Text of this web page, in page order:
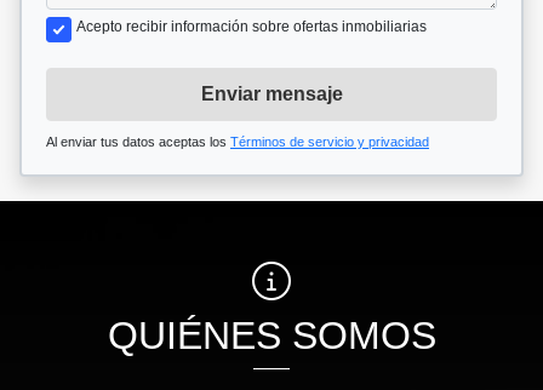
Acepto recibir información sobre ofertas inmobiliarias
Enviar mensaje
Al enviar tus datos aceptas los Términos de servicio y privacidad
QUIÉNES SOMOS